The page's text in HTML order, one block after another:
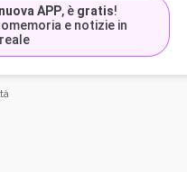
APP, è gratis!
e notizie in